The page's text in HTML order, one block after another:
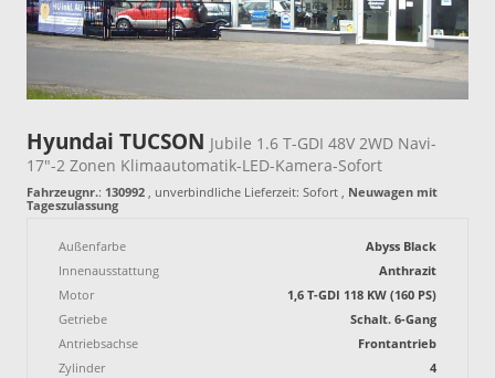
Hyundai TUCSON Jubile 1.6 T-GDI 48V 2WD Navi-
17"-2 Zonen Klimaautomatik-LED-Kamera-Sofort
Fahrzeugnr.: 130992 , unverbindliche Lieferzeit: Sofort , Neuwagen mit
Tageszulassung
Außenfarbe
Abyss Black
Innenausstattung
Anthrazit
Motor
1,6 T-GDI 118 KW (160 PS)
Getriebe
Schalt. 6-Gang
Antriebsachse
Frontantrieb
Zylinder
4